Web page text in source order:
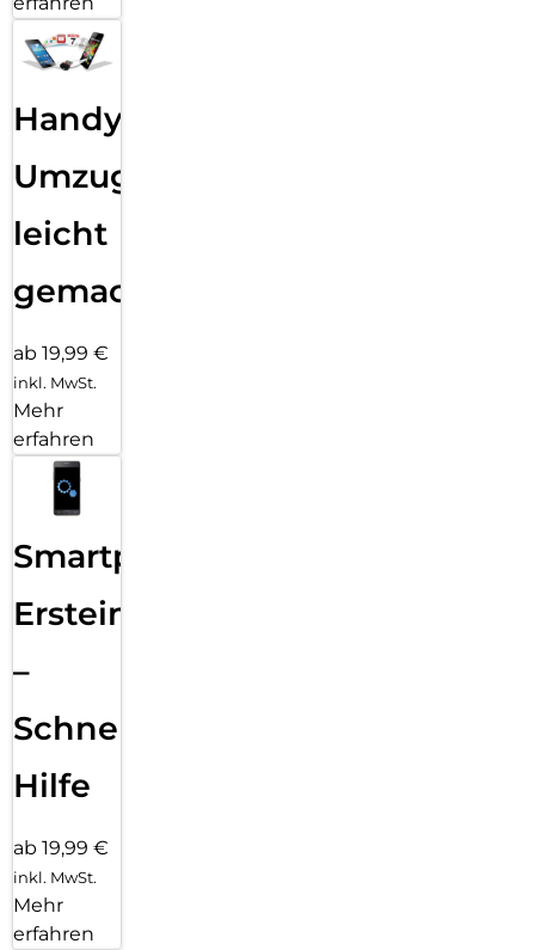
Handy
Umzug
leicht
gemacht!
ab 19,99 €
inkl. MwSt.
Mehr
erfahren
Smartphone
Ersteinrichtung
–
Schnelle
Hilfe
ab 19,99 €
inkl. MwSt.
Mehr
erfahren